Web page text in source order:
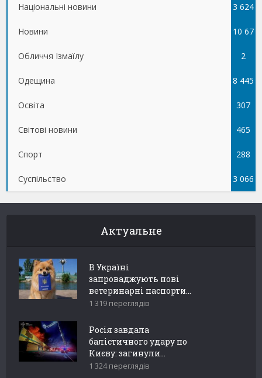
Національні новини 3 624
Новини 10 67
5
Обличчя Ізмаїлу 2
Одещина 8 445
Освіта 307
Світові новини 465
Спорт 288
Суспільство 3 066
Актуальне
В Україні
запроваджують нові
ветеринарні паспорти...
1 319 переглядів
Росія завдала
балістичного удару по
Києву: загинули...
1 324 переглядів